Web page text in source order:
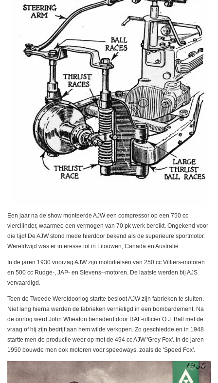
Een jaar na de show monteerde AJW een compressor op een 750 cc
viercilinder, waarmee een vermogen van 70 pk werk bereikt. Ongekend voor
die tijd! De AJW stond mede hierdoor bekend als de superieure sportmotor.
Wereldwijd was er interesse tot in Litouwen, Canada en Australië.
In de jaren 1930 voorzag AJW zijn motorfietsen van 250 cc Villiers-motoren
en 500 cc Rudge-, JAP- en Stevens--motoren. De laatste werden bij AJS
vervaardigd.
Toen de Tweede Wereldoorlog startte besloot AJW zijn fabrieken te sluiten.
Niet lang hierna werden de fabrieken vernietigd in een bombardement. Na
de oorlog werd John Wheaton benaderd door RAF-officier O.J. Ball met de
vraag of hij zijn bedrijf aan hem wilde verkopen. Zo geschiedde en in 1948
startte men de productie weer op met de 494 cc AJW 'Grey Fox'. In de jaren
1950 bouwde men ook motoren voor speedways, zoals de 'Speed Fox'.